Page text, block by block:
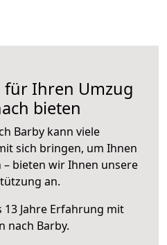
für Ihren Umzug
bieten
Barby kann viele
sich bringen, um Ihnen
bieten wir Ihnen unsere
an.
Jahre Erfahrung mit
nach Barby.